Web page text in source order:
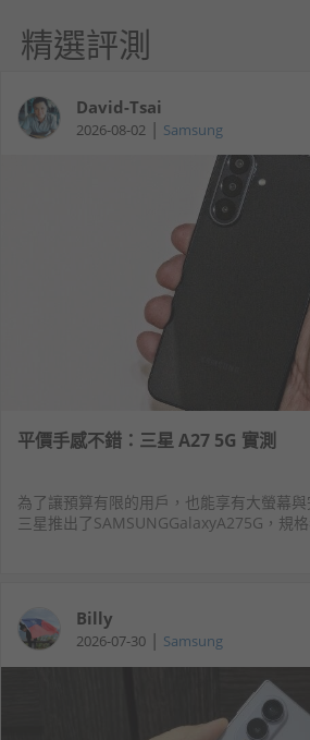
精選評測
David-Tsai
2026-08-02 | Samsung
平價手感不錯：三星 A27 5G 實測
為了讓預算有限的用戶，也能享有大螢幕與
三星推出了SAMSUNGGalaxyA275G，規
Billy
2026-07-30 | Samsung